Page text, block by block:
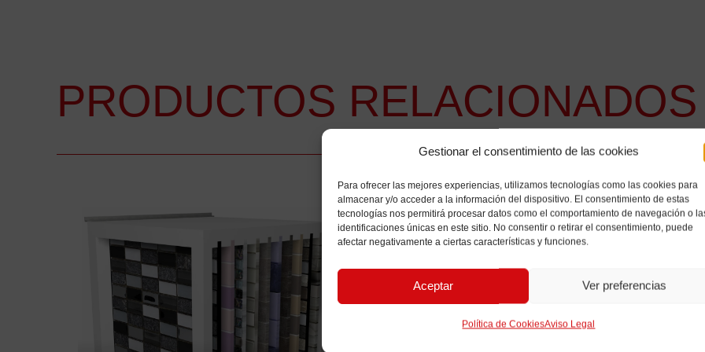
Gestionar el consentimiento de las cookies
Para ofrecer las mejores experiencias, utilizamos tecnologías como las cookies para
almacenar y/o acceder a la información del dispositivo. El consentimiento de estas
tecnologías nos permitirá procesar datos como el comportamiento de navegación o
identificaciones únicas en este sitio. No consentir o retirar el consentimiento, puede
afectar negativamente a ciertas características y funciones.
Aceptar Ver preferencias
Política de CookiesAviso Legal
PRODUCTOS RELACIONADOS